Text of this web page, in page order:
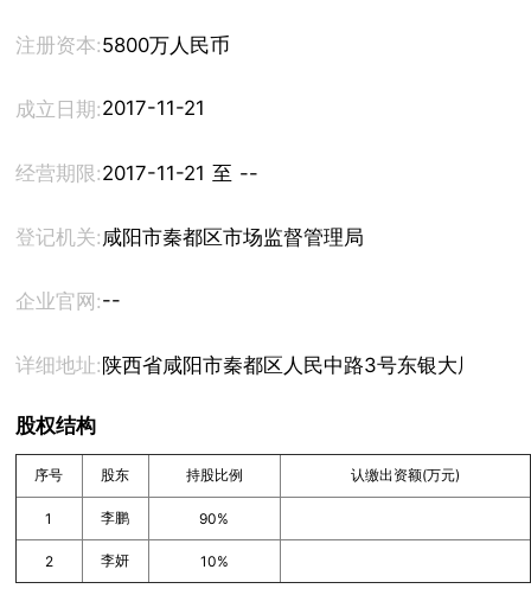
注册资本:5800万人民币
成立日期:2017-11-21
经营期限: 2017-11-21 至 --
登记机关: 咸阳市秦都区市场监督管理局
企业官网:--
详细地址: 陕西省咸阳市秦都区人民中路3号东银大厦商业
股权结构
序号 股东 持股比例 认缴出资额(万元)
1 李鹏 90%
2 李妍 10%